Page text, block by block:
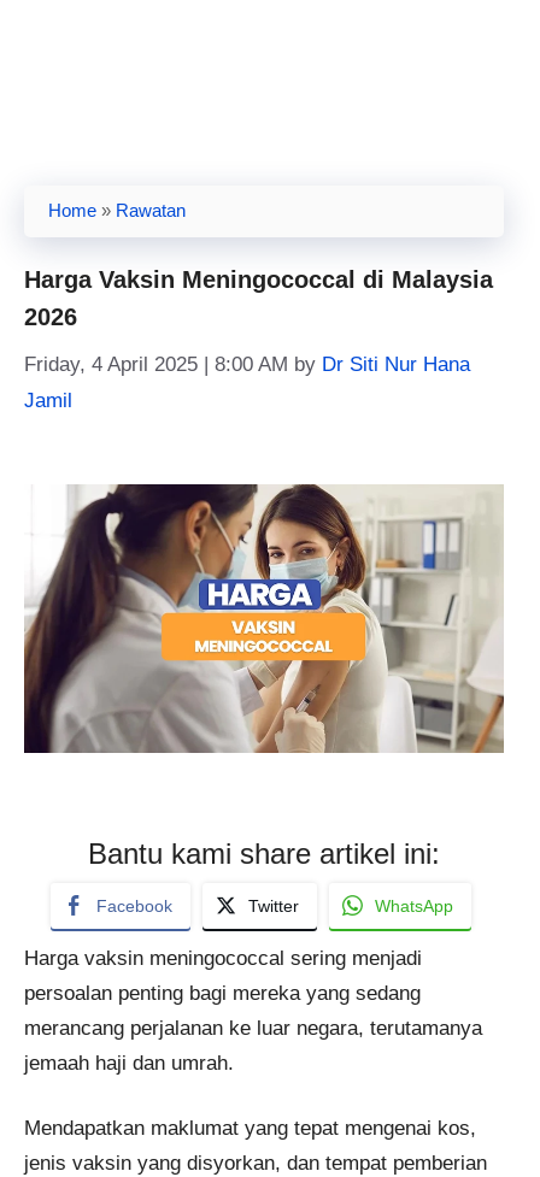
Home » Rawatan
Harga Vaksin Meningococcal di Malaysia
2026
Friday, 4 April 2025 | 8:00 AM by Dr Siti Nur Hana
Jamil
Bantu kami share artikel ini:
Facebook Twitter WhatsApp
Harga vaksin meningococcal sering menjadi
persoalan penting bagi mereka yang sedang
merancang perjalanan ke luar negara, terutamanya
jemaah haji dan umrah.
Mendapatkan maklumat yang tepat mengenai kos,
jenis vaksin yang disyorkan, dan tempat pemberian